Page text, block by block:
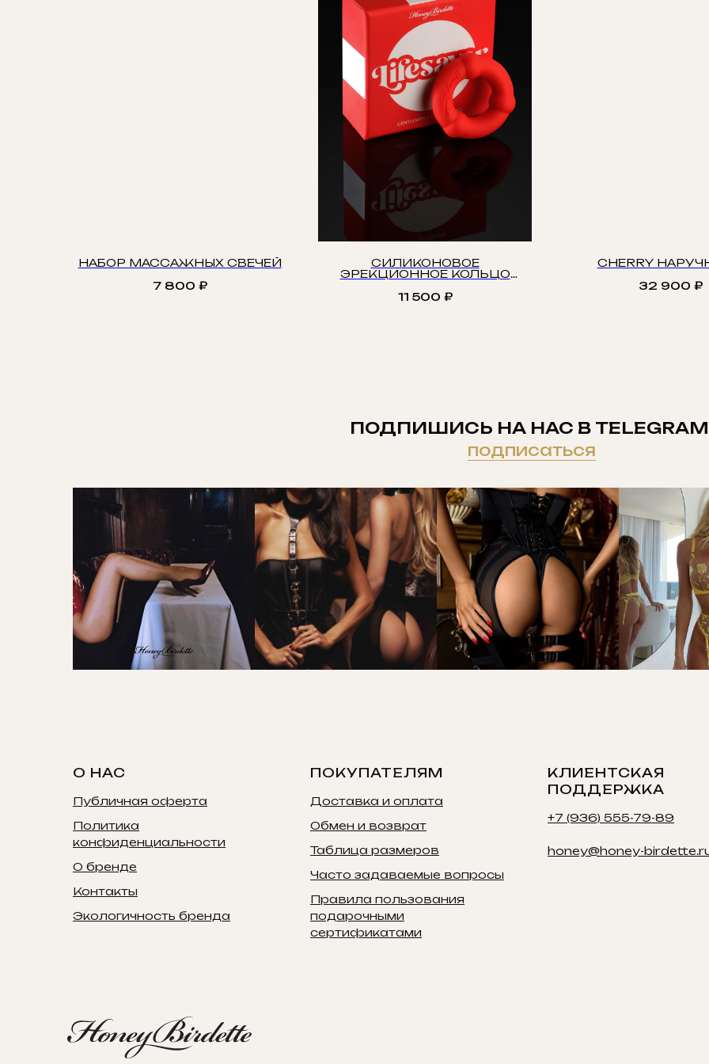
НАБОР МАССАЖНЫХ СВЕЧЕЙ
7 800 ₽
СИЛИКОНОВОЕ
ЭРЕКЦИОННОЕ КОЛЬЦО
11 500 ₽
CHERRY
32 900 ₽
ПОДПИШИСЬ НА НАС В
подписаться
О НАС
Публичная оферта
Политика
конфиденциальности
О бренде
Контакты
Экологичность бренда
ПОКУПАТЕЛЯМ
Доставка и оплата
Обмен и возврат
Таблица размеров
Часто задаваемые вопросы
Правила пользования
подарочными
сертификатами
КЛИЕНТСКАЯ
ПОДДЕРЖКА
+7 (936) 555-79-89
honey@honey-